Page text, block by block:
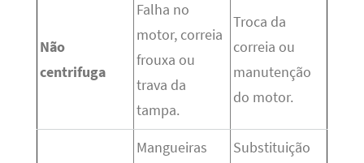
Não
centrifuga
Falha no
motor, correia
frouxa ou
trava da
tampa.
Troca da
correia ou
manutenção
do motor.
Mangueiras
Substituição